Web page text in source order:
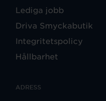
Lediga jobb
Driva Smyckabutik
Integritetspolicy
Hållbarhet
ADRESS